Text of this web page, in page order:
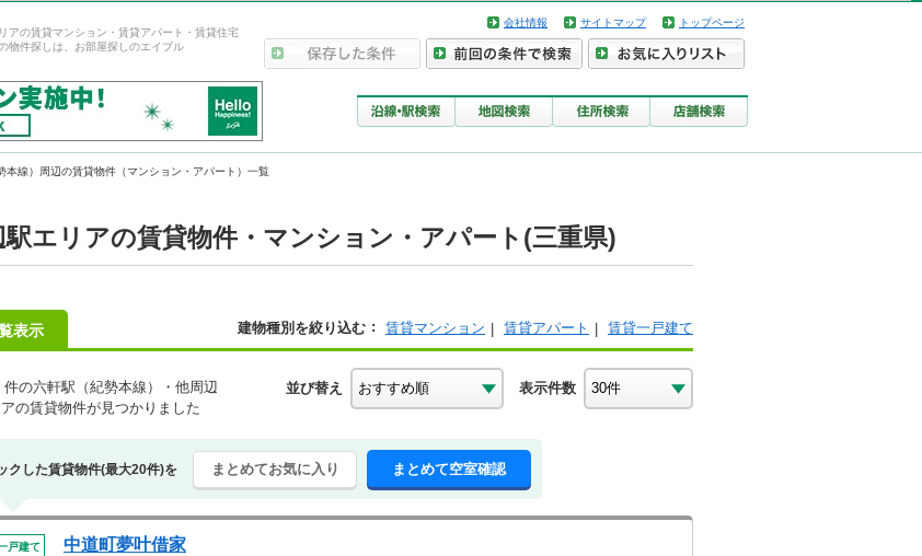
アの賃貸マンション・賃貸アパート・賃貸住宅
物件探しは、お部屋探しのエイブル
会社情報 サイトマップ トップページ
本線）周辺の賃貸物件（マンション・アパート）一覧
エリアの賃貸物件・マンション・アパート(三重県)
表示 建物種別を絞り込む 賃貸マンション 賃貸アパート 賃貸一戸建て
件の六軒駅（紀勢本線）・他周辺
の賃貸物件が見つかりました
並び替え 表示件数
クした賃貸物件(最大20件)を まとめてお気に入り まとめて空室確認
戸建て 中道町夢叶借家